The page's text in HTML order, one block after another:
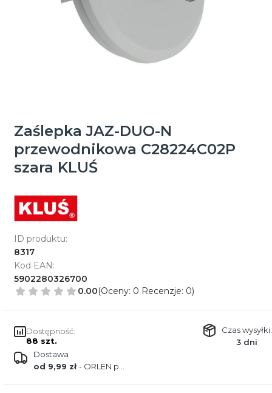
Zaślepka JAZ-DUO-N
przewodnikowa C28224C02P
szara KLUŚ
ID produktu:
8317
Kod EAN:
5902280326700
0.00(Oceny: 0 Recenzje: 0)
Dostępność:
88 szt.
Czas wysyłki:
3 dni
Dostawa
od 9,99 zł- ORLEN paczka